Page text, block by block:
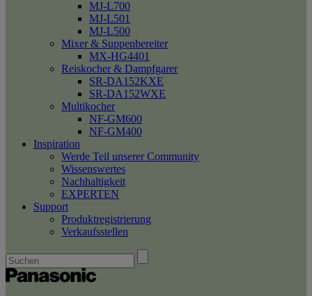
MJ-L700
MJ-L501
MJ-L500
Mixer & Suppenbereiter
MX-HG4401
Reiskocher & Dampfgarer
SR-DA152KXE
SR-DA152WXE
Multikocher
NF-GM600
NF-GM400
Inspiration
Werde Teil unserer Community
Wissenswertes
Nachhaltigkeit
EXPERTEN
Support
Produktregistrierung
Verkaufsstellen